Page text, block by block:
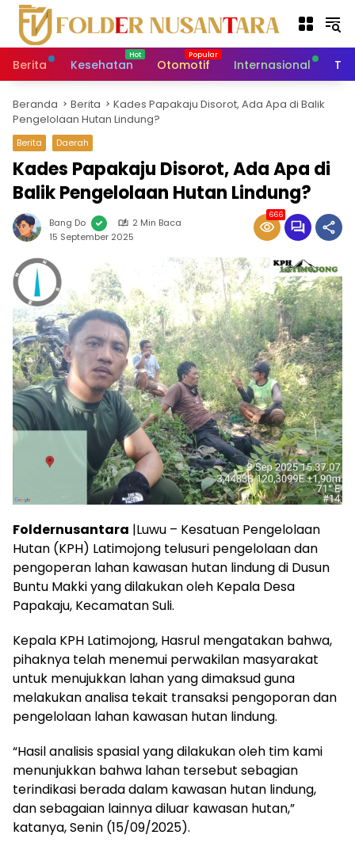
Berita Kesehatan Otomotif Internasional
Beranda Berita
Kades Papakaju Disorot, Ada Apa di Balik
Pengelolaan Hutan Lindung?
Berita Daerah
Kades Papakaju Disorot, Ada Apa di
Balik Pengelolaan Hutan Lindung?
Bang Do
2 Min Baca
15 September 2025
666
Foldernusantara |Luwu – Kesatuan Pengelolaan
Hutan (KPH) Latimojong telusuri pengelolaan dan
pengoperan lahan kawasan hutan lindung di Dusun
Buntu Makki yang dilakukan oleh Kepala Desa
Papakaju, Kecamatan Suli.
Kepala KPH Latimojong, Hasrul mengatakan bahwa,
pihaknya telah menemui perwakilan masyarakat
untuk menujukkan lahan yang dimaksud guna
melakukan analisa tekait transaksi pengoporan dan
pengelolaan lahan kawasan hutan lindung.
“Hasil analisis spasial yang dilakukan oleh tim kami
menunjukkan bahwa lahan tersebut sebagian
terindikasi berada dalam kawasan hutan lindung,
dan sebagaian lainnya diluar kawasan hutan,”
katanya, Senin (15/09/2025).